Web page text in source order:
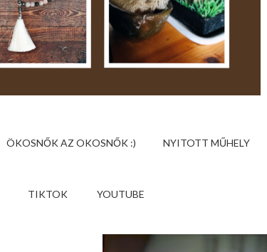
ÖKOSNŐK AZ OKOSNŐK :) NYITOTT MŰHELY
TIKTOK YOUTUBE